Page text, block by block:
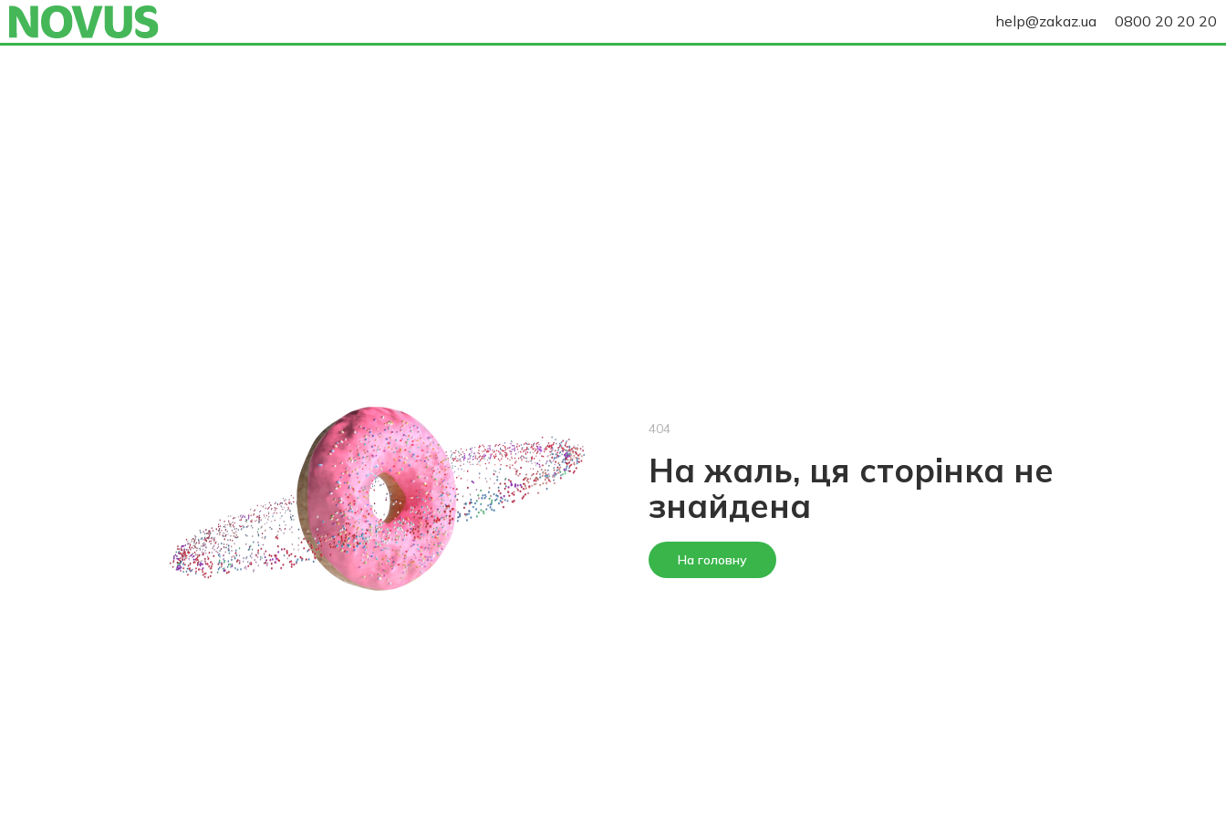
help@zakaz.ua 0800 20 20 20
404
На жаль, ця сторінка не
знайдена
На головну